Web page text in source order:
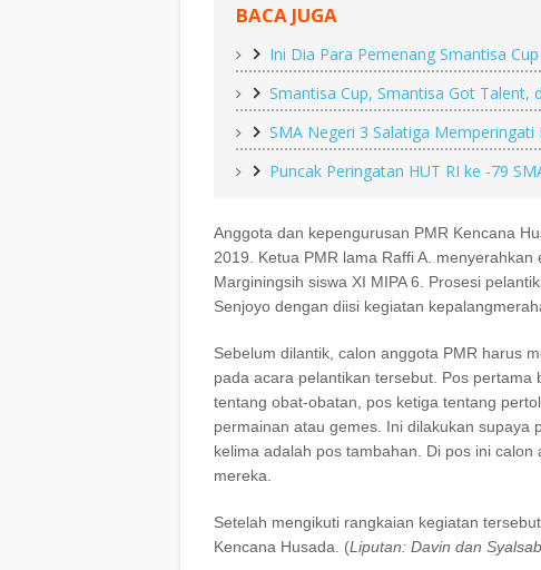
BACA JUGA
Ini Dia Para Pemenang Smantisa
Smantisa Cup, Smantisa Got Talent,
SMA Negeri 3 Salatiga
Puncak Peringatan HUT RI ke -79
Anggota dan kepengurusan PMR Kencana
2019. Ketua PMR lama Raffi A.
Marginingsih siswa XI MIPA 6. Prosesi
Senjoyo dengan diisi kegiatan
Sebelum dilantik, calon anggota PMR harus
pada acara pelantikan tersebut. Pos
tentang obat-obatan, pos ketiga tentang
permainan atau gemes. Ini dilakukan supaya
kelima adalah pos tambahan. Di pos ini
mereka.
Setelah mengikuti rangkaian kegiatan
Kencana Husada. (Liputan: Davin dan